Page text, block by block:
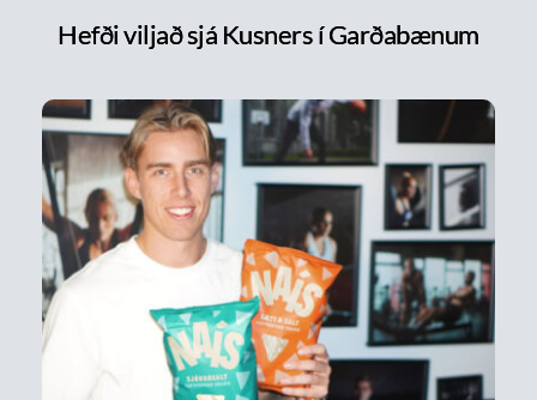
Hefði viljað sjá Kusners í Garðabænum